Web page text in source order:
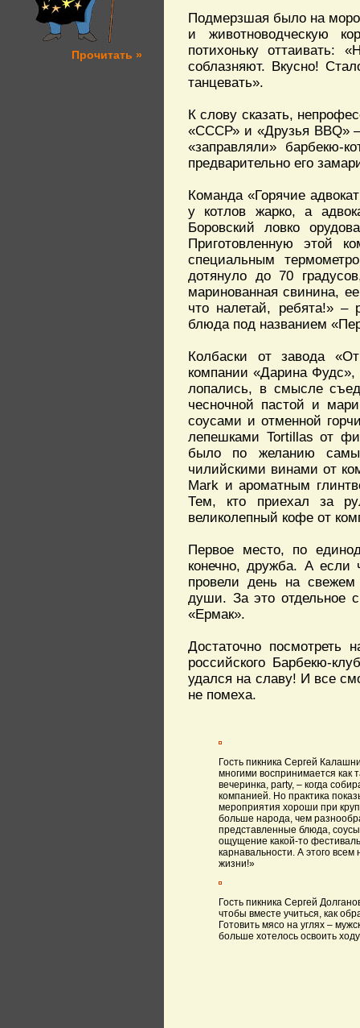
Прочитать »
Подмерзшая было на
и животноводческую
потихоньку оттаивать:
соблазняют. Вкусно!
танцевать».
К слову сказать,
«СССР» и «Друзья BBQ» –
«заправляли» барбекю-
предварительно его
Команда «Горячие
у котлов жарко, а
Боровский ловко
Приготовленную этой
специальным
дотянуло до 70
маринованная свинина,
что налетай, ребята!»
блюда под названием
Колбаски от завода
компании «Дарина Фудс»,
лопались, в смысле
чесночной пастой и
соусами и отменной
лепешками Tortillas от
было по желанию
чилийскими винами от
Mark и ароматным
Тем, кто приехал за
великолепный кофе от
Первое место, по
конечно, дружба. А если
провели день на свежем
души. За это отдельное
«Ермак».
Достаточно посмотреть
российского Барбекю-
удался на славу! И все
не помеха.
Гость пикника Сергей
многими воспринимается как
вечеринка, party, – когда
компанией. Но практика
мероприятия хороши при
больше народа, чем
представленные блюда,
ощущение какой-то
карнавальности. А этого всем
жизни!»
Гость пикника Сергей
чтобы вместе учиться, как
Готовить мясо на углях –
больше хотелось освоить